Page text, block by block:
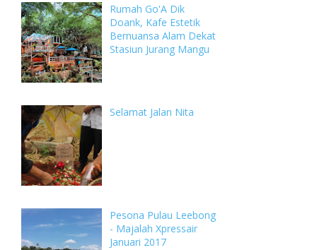
Rumah Go'A Dik
Doank, Kafe Estetik
Bernuansa Alam Dekat
Stasiun Jurang Mangu
Selamat Jalan Nita
Pesona Pulau Leebong
- Majalah Xpressair
Januari 2017